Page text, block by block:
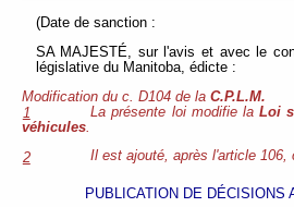
(Date de
SA MAJESTÉ, sur l'avis et avec le
législative du Manitoba, édicte :
Modification du c. D104 de la C.P.L.M.
1
La présente loi modifie laLoi
véhicules
2
Il est ajouté, après l'article 106,
PUBLICATION DE DÉCISIONS